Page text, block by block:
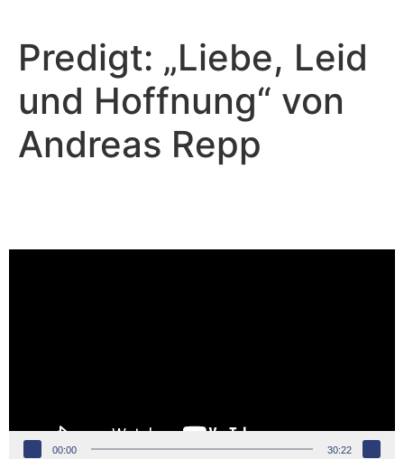
Predigt: „Liebe, Leid
und Hoffnung“ von
Andreas Repp
Video-Player
00:00 30:22